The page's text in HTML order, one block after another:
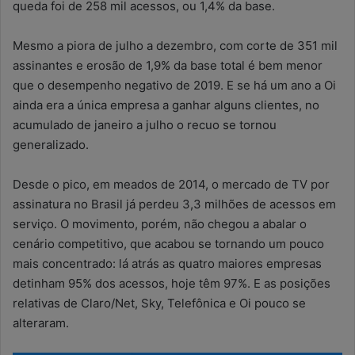
queda foi de 258 mil acessos, ou 1,4% da base.
Mesmo a piora de julho a dezembro, com corte de 351 mil
assinantes e erosão de 1,9% da base total é bem menor
que o desempenho negativo de 2019. E se há um ano a Oi
ainda era a única empresa a ganhar alguns clientes, no
acumulado de janeiro a julho o recuo se tornou
generalizado.
Desde o pico, em meados de 2014, o mercado de TV por
assinatura no Brasil já perdeu 3,3 milhões de acessos em
serviço. O movimento, porém, não chegou a abalar o
cenário competitivo, que acabou se tornando um pouco
mais concentrado: lá atrás as quatro maiores empresas
detinham 95% dos acessos, hoje têm 97%. E as posições
relativas de Claro/Net, Sky, Telefônica e Oi pouco se
alteraram.